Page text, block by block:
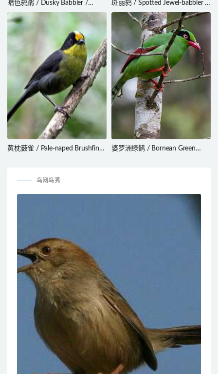
暗色鸫鹛 / Dusky Babbler /
Turdoides tenebrosa
斑丽鸫 / Spotted Jewel-babbler /
Ptilorrhoa leucosticta
黄枕薮雀 / Pale-naped Brushfinch
婆罗洲绿鹊 / Bornean Green
鸟网鸟秀